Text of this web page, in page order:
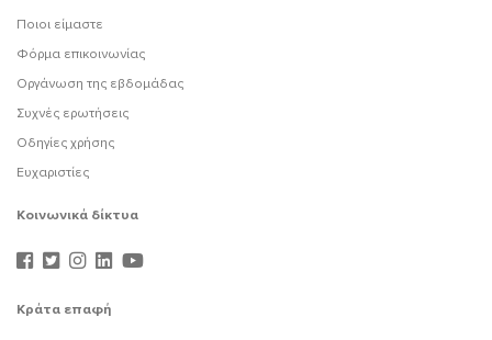
Ποιοι είμαστε
Φόρμα επικοινωνίας
Οργάνωση της εβδομάδας
Συχνές ερωτήσεις
Οδηγίες χρήσης
Ευχαριστίες
Κοινωνικά δίκτυα
Κράτα επαφή